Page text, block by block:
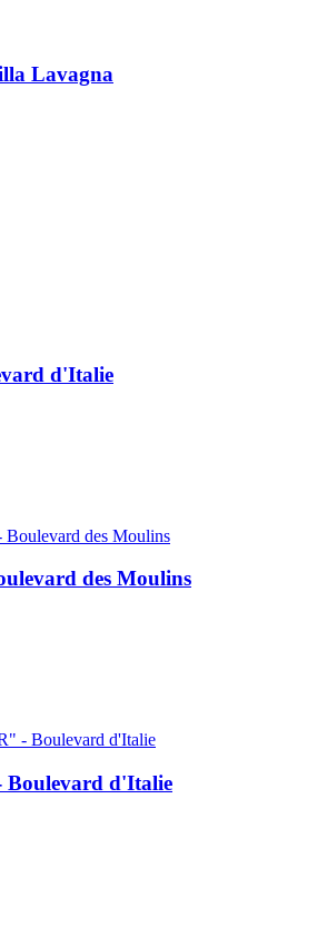
Lavagna
d'Italie
des Moulins
d'Italie